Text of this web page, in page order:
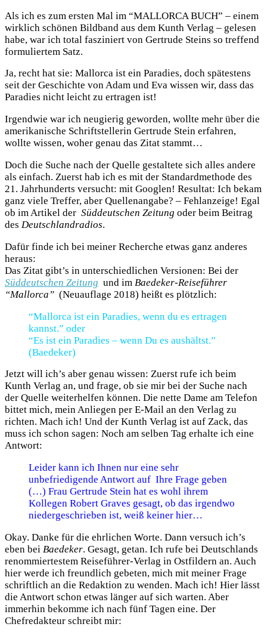
Als ich es zum ersten Mal im “MALLORCA BUCH” – einem
wirklich schönen Bildband aus dem Kunth Verlag – gelesen
habe, war ich total fasziniert von Gertrude Steins so treffend
formuliertem Satz.
Ja, recht hat sie: Mallorca ist ein Paradies, doch spätestens
seit der Geschichte von Adam und Eva wissen wir, dass das
Paradies nicht leicht zu ertragen ist!
Irgendwie war ich neugierig geworden, wollte mehr über die
amerikanische Schriftstellerin Gertrude Stein erfahren,
wollte wissen, woher genau das Zitat stammt…
Doch die Suche nach der Quelle gestaltete sich alles andere
als einfach. Zuerst hab ich es mit der Standardmethode des
21. Jahrhunderts versucht: mit Googlen! Resultat: Ich bekam
ganz viele Treffer, aber Quellenangabe? – Fehlanzeige! Egal
ob im Artikel der Süddeutschen Zeitung oder beim Beitrag
des Deutschlandradios.
Dafür finde ich bei meiner Recherche etwas ganz anderes
heraus:
Das Zitat gibt’s in unterschiedlichen Versionen: Bei der
Süddeutschen Zeitung und im Baedeker-Reiseführer
“Mallorca” (Neuauflage 2018) heißt es plötzlich:
“Mallorca ist ein Paradies, wenn du es ertragen
kannst.” oder
“Es ist ein Paradies – wenn Du es aushältst.”
(Baedeker)
Jetzt will ich’s aber genau wissen: Zuerst rufe ich beim
Kunth Verlag an, und frage, ob sie mir bei der Suche nach
der Quelle weiterhelfen können. Die nette Dame am Telefon
bittet mich, mein Anliegen per E-Mail an den Verlag zu
richten. Mach ich! Und der Kunth Verlag ist auf Zack, das
muss ich schon sagen: Noch am selben Tag erhalte ich eine
Antwort:
Leider kann ich Ihnen nur eine sehr
unbefriedigende Antwort auf Ihre Frage geben
(…) Frau Gertrude Stein hat es wohl ihrem
Kollegen Robert Graves gesagt, ob das irgendwo
niedergeschrieben ist, weiß keiner hier…
Okay. Danke für die ehrlichen Worte. Dann versuch ich’s
eben bei Baedeker. Gesagt, getan. Ich rufe bei Deutschlands
renommiertestem Reiseführer-Verlag in Ostfildern an. Auch
hier werde ich freundlich gebeten, mich mit meiner Frage
schriftlich an die Redaktion zu wenden. Mach ich! Hier lässt
die Antwort schon etwas länger auf sich warten. Aber
immerhin bekomme ich nach fünf Tagen eine. Der
Chefredakteur schreibt mir: